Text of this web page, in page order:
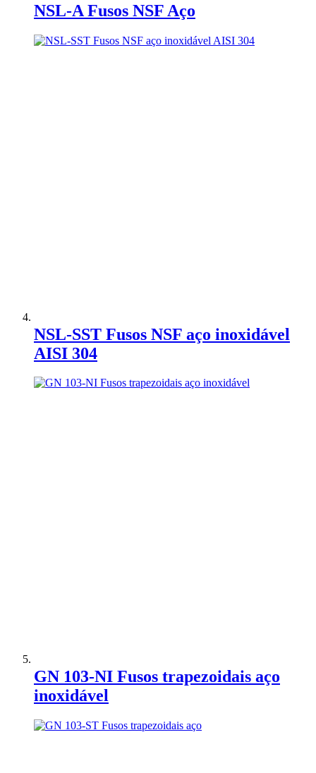
NSL-A Fusos NSF Aço
NSL-SST Fusos NSF aço inoxidável
AISI 304
GN 103-NI Fusos trapezoidais aço
inoxidável